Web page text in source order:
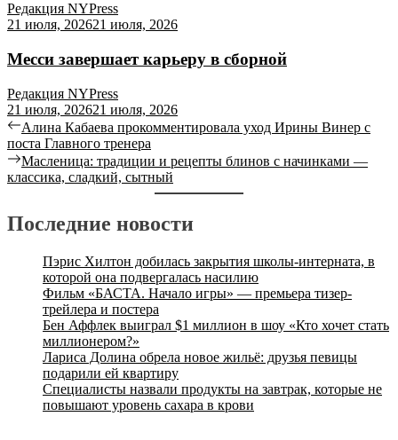
Редакция NYPress
21 июля, 202621 июля, 2026
Месси завершает карьеру в сборной
Редакция NYPress
21 июля, 202621 июля, 2026
Алина Кабаева прокомментировала уход Ирины Винер с
поста Главного тренера
Масленица: традиции и рецепты блинов с начинками —
классика, сладкий, сытный
Последние новости
Пэрис Хилтон добилась закрытия школы-интерната, в
которой она подвергалась насилию
Фильм «БАСТА. Начало игры» — премьера тизер-
трейлера и постера
Бен Аффлек выиграл $1 миллион в шоу «Кто хочет стать
миллионером?»
Лариса Долина обрела новое жильё: друзья певицы
подарили ей квартиру
Специалисты назвали продукты на завтрак, которые не
повышают уровень сахара в крови